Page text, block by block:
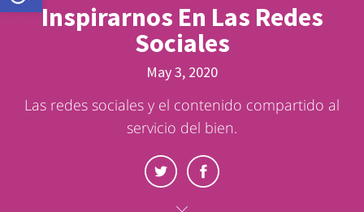
Inspirarnos En Las Redes
Sociales
May 3, 2020
Las redes sociales y el contenido compartido al
servicio del bien.